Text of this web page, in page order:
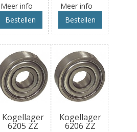
Meer info
Bestellen
Meer info
Bestellen
Kogellager
6205 ZZ
Kogellager
6206 ZZ